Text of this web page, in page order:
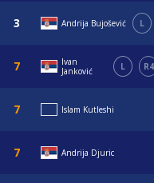
Andrija Bujošević L
Ivan
Janković
L R4
Islam Kutleshi
Andrija Djuric